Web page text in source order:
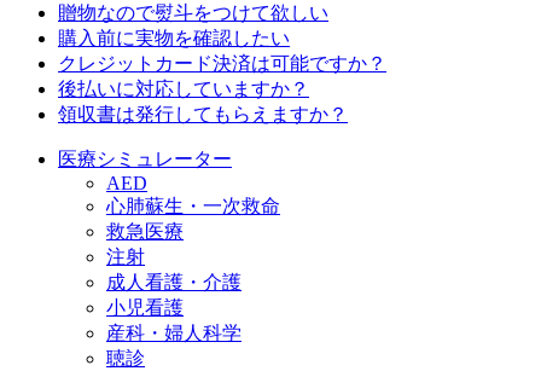
贈物なので熨斗をつけて欲しい
購入前に実物を確認したい
クレジットカード決済は可能ですか？
後払いに対応していますか？
領収書は発行してもらえますか？
医療シミュレーター
AED
心肺蘇生・一次救命
救急医療
注射
成人看護・介護
小児看護
産科・婦人科学
聴診